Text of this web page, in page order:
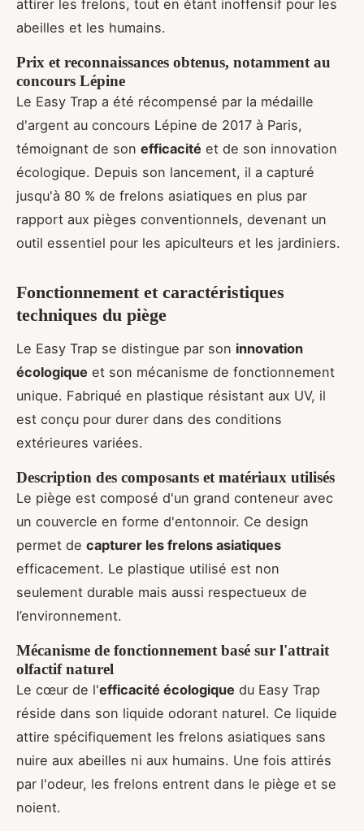
attirer les frelons, tout en étant inoffensif pour les
abeilles et les humains.
Prix et reconnaissances obtenus, notamment au
concours Lépine
Le Easy Trap a été récompensé par la médaille
d'argent au concours Lépine de 2017 à Paris,
témoignant de son efficacité et de son innovation
écologique. Depuis son lancement, il a capturé
jusqu'à 80 % de frelons asiatiques en plus par
rapport aux pièges conventionnels, devenant un
outil essentiel pour les apiculteurs et les jardiniers.
Fonctionnement et caractéristiques
techniques du piège
Le Easy Trap se distingue par son innovation
écologique et son mécanisme de fonctionnement
unique. Fabriqué en plastique résistant aux UV, il
est conçu pour durer dans des conditions
extérieures variées.
Description des composants et matériaux utilisés
Le piège est composé d'un grand conteneur avec
un couvercle en forme d'entonnoir. Ce design
permet de capturer les frelons asiatiques
efficacement. Le plastique utilisé est non
seulement durable mais aussi respectueux de
l’environnement.
Mécanisme de fonctionnement basé sur l'attrait
olfactif naturel
Le cœur de l'efficacité écologique du Easy Trap
réside dans son liquide odorant naturel. Ce liquide
attire spécifiquement les frelons asiatiques sans
nuire aux abeilles ni aux humains. Une fois attirés
par l'odeur, les frelons entrent dans le piège et se
noient.